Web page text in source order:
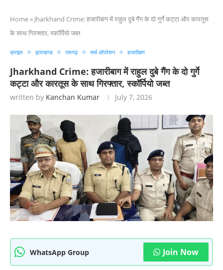
Home» Jharkhand Crime: हजारीबाग में राहुल दुबे गैंग के दो गुर्गे कट्टा और कारतूस
के साथ गिरफ्तार, स्कॉर्पियो जब्त
क्राइम झारखण्ड रामगढ़ सर्च ऑपरेशन हजारीबाग
Jharkhand Crime: हजारीबाग में राहुल दुबे गैंग के दो गुर्गे
कट्टा और कारतूस के साथ गिरफ्तार, स्कॉर्पियो जब्त
written by Kanchan Kumar July 7, 2026
WhatsApp Group Join Now